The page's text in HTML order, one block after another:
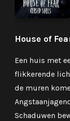
House of
Een huis met
flikkerende
de muren
Schaduwen